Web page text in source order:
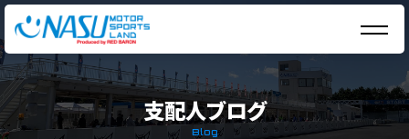
支配人ブログ
Blog